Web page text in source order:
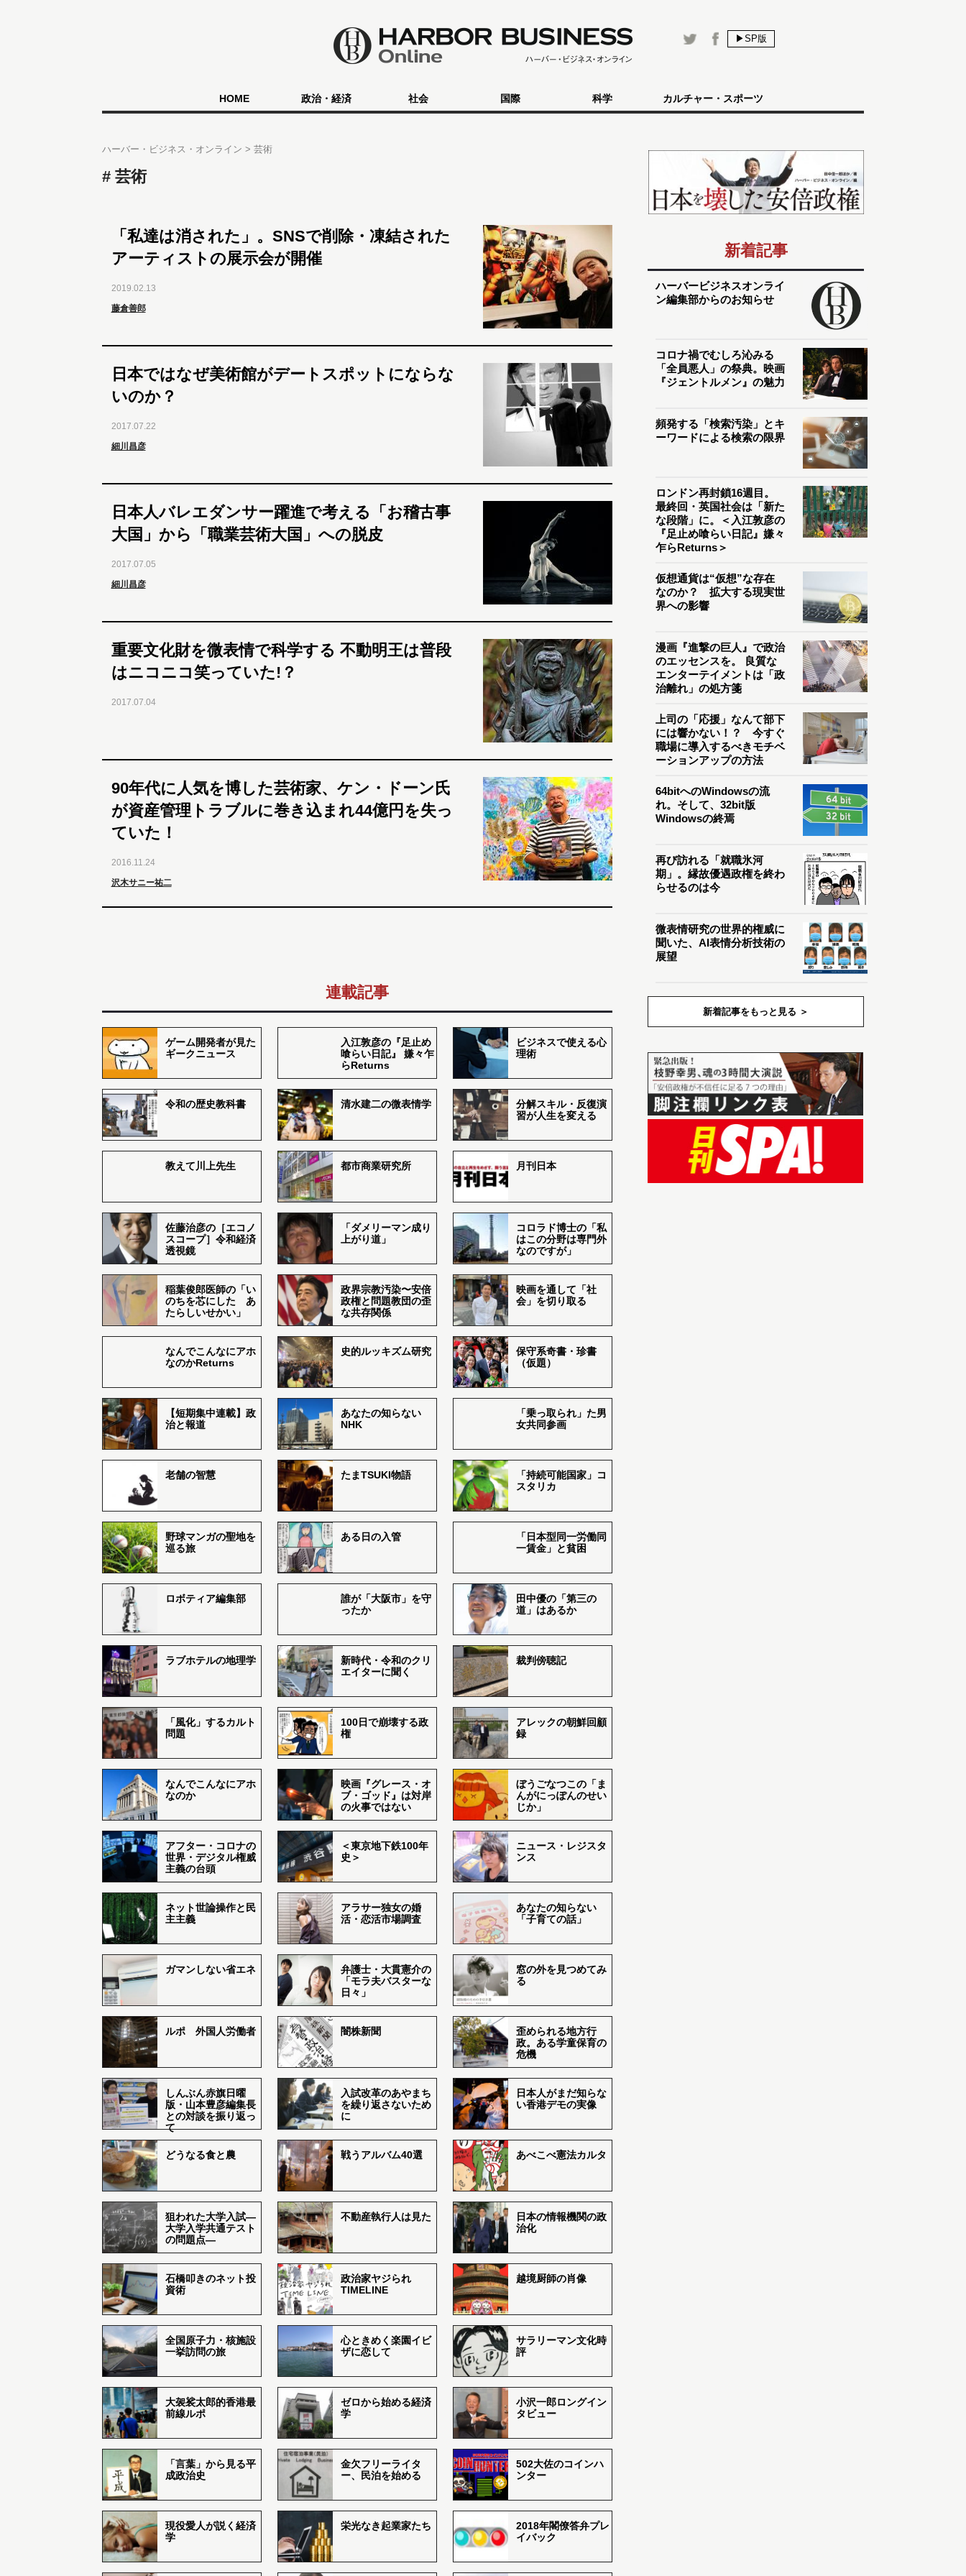
▶SP版
HOME 政治・経済 社会 国際 科学 カルチャー・スポーツ
ハーバー・ビジネス・オンライン 芸術
芸術
「私達は消された」。SNSで削除・凍結された
アーティストの展示会が開催
2019.02.13
藤倉善郎
日本ではなぜ美術館がデートスポットにならな
いのか？
2017.07.22
細川昌彦
日本人バレエダンサー躍進で考える「お稽古事
大国」から「職業芸術大国」への脱皮
2017.07.05
細川昌彦
重要文化財を微表情で科学する 不動明王は普段
はニコニコ笑っていた!？
2017.07.04
90年代に人気を博した芸術家、ケン・ドーン氏
が資産管理トラブルに巻き込まれ44億円を失っ
ていた！
2016.11.24
沢木サニー祐二
連載記事
ゲーム開発者が見た
ギークニュース
入江敦彦の『足止め
喰らい日記』 嫌々乍
らReturns
ビジネスで使える心
理術
令和の歴史教科書 清水建二の微表情学
分解スキル・反復演
習が人生を変える
教えて川上先生 都市商業研究所 月刊日本
佐藤治彦の［エコノ
スコープ］令和経済
透視鏡
「ダメリーマン成り
上がり道」
コロラド博士の「私
はこの分野は専門外
なのですが」
稲葉俊郎医師の「い
のちを芯にした あ
たらしいせかい」
政界宗教汚染〜安倍
政権と問題教団の歪
な共存関係
映画を通して「社
会」を切り取る
なんでこんなにアホ
なのかReturns
史的ルッキズム研究
保守系奇書・珍書
（仮題）
【短期集中連載】政
治と報道
あなたの知らない
NHK
「乗っ取られ」た男
女共同参画
老舗の智慧 たまTSUKI物語
「持続可能国家」コ
スタリカ
野球マンガの聖地を
巡る旅
ある日の入管
「日本型同一労働同
一賃金」と貧困
ロボティア編集部
誰が「大阪市」を守
ったか
田中優の「第三の
道」はあるか
ラブホテルの地理学
新時代・令和のクリ
エイターに聞く
裁判傍聴記
「風化」するカルト
問題
100日で崩壊する政
権
アレックの朝鮮回顧
録
なんでこんなにアホ
なのか
映画『グレース・オ
ブ・ゴッド』は対岸
の火事ではない
ぼうごなつこの「ま
んがにっぽんのせい
じか」
アフター・コロナの
世界・デジタル権威
主義の台頭
＜東京地下鉄100年
史＞
ニュース・レジスタ
ンス
ネット世論操作と民
主主義
アラサー独女の婚
活・恋活市場調査
あなたの知らない
「子育ての話」
ガマンしない省エネ
弁護士・大貫憲介の
「モラ夫バスターな
日々」
窓の外を見つめてみ
る
ルポ 外国人労働者 闇株新聞
歪められる地方行
政。ある学童保育の
危機
しんぶん赤旗日曜
版・山本豊彦編集長
との対談を振り返っ
て
入試改革のあやまち
を繰り返さないため
に
日本人がまだ知らな
い香港デモの実像
どうなる食と農 戦うアルバム40選 あべこべ憲法カルタ
狙われた大学入試―
大学入学共通テスト
の問題点―
不動産執行人は見た
日本の情報機関の政
治化
石橋叩きのネット投
資術
政治家ヤジられ
TIMELINE
越境厨師の肖像
全国原子力・核施設
一挙訪問の旅
心ときめく楽園イビ
ザに恋して
サラリーマン文化時
評
大袈裟太郎的香港最
前線ルポ
ゼロから始める経済
学
小沢一郎ロングイン
タビュー
「言葉」から見る平
成政治史
金欠フリーライタ
ー、民泊を始める
502大佐のコインハ
ンター
現役愛人が説く経済
学
栄光なき起業家たち
2018年閣僚答弁プレ
イバック
新着記事
ハーバービジネスオンライ
ン編集部からのお知らせ
コロナ禍でむしろ沁みる
「全員悪人」の祭典。映画
『ジェントルメン』の魅力
頻発する「検索汚染」とキ
ーワードによる検索の限界
ロンドン再封鎖16週目。
最終回・英国社会は「新た
な段階」に。＜入江敦彦の
『足止め喰らい日記』嫌々
乍らReturns＞
仮想通貨は“仮想”な存在
なのか？ 拡大する現実世
界への影響
漫画『進撃の巨人』で政治
のエッセンスを。 良質な
エンターテイメントは「政
治離れ」の処方箋
上司の「応援」なんて部下
には響かない！？ 今すぐ
職場に導入するべきモチベ
ーションアップの方法
64bitへのWindowsの流
れ。そして、32bit版
Windowsの終焉
再び訪れる「就職氷河
期」。縁故優遇政権を終わ
らせるのは今
微表情研究の世界的権威に
聞いた、AI表情分析技術の
展望
新着記事をもっと見る